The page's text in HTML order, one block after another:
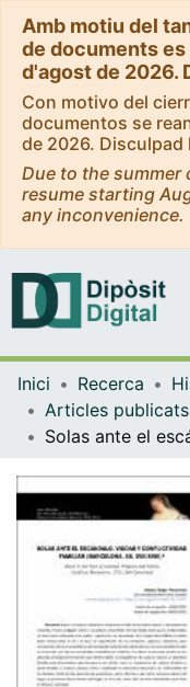
Amb motiu del
de documents
d'agost de 2026.
Con motivo del
documentos se
de 2026. Disculpad
Due to the
resume starting
any inconvenience.
Inici Recerca